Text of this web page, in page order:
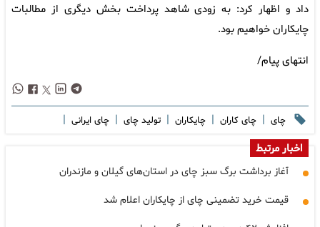
داد و اظهار کرد: به زودی شاهد پرداخت بخش دیگری از مطالبات
چایکاران خواهیم بود.
انتهای پیام/
چای | چای کاران | چایکاران | تولید چای | چای ایرانی |
اخبار مرتبط
آغاز برداشت برگ سبز چای در استان‌های گیلان و مازندران
قیمت خرید تضمینی چای از چایکاران اعلام شد